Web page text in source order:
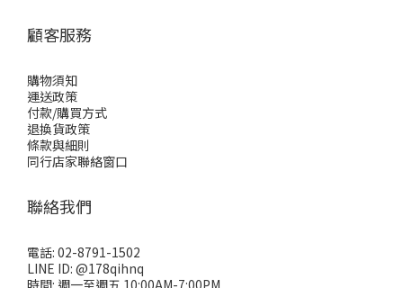
顧客服務
購物須知
運送政策
付款/購買方式
退換貨政策
條款與細則
同行店家聯絡窗口
聯絡我們
電話: 02-8791-1502
LINE ID: @178qihnq
時間: 週一至週五 10:00AM-7:00PM